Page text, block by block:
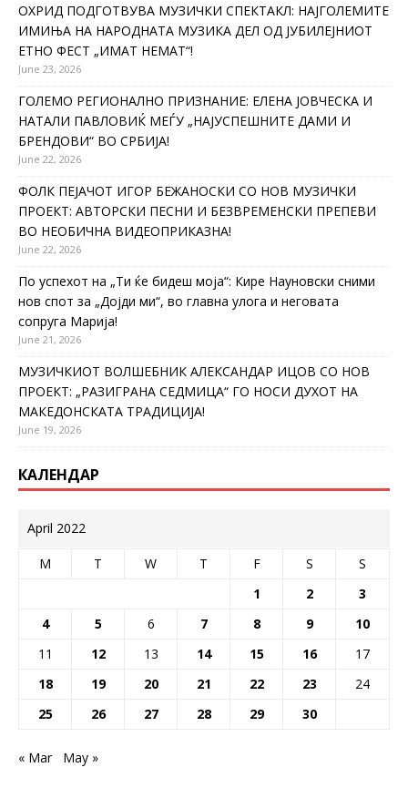
ОХРИД ПОДГОТВУВА МУЗИЧКИ СПЕКТАКЛ: НАЈГОЛЕМИТЕ
ИМИЊА НА НАРОДНАТА МУЗИКА ДЕЛ ОД ЈУБИЛЕЈНИОТ
ЕТНО ФЕСТ „ИМАТ НЕМАТ“!
June 23, 2026
ГОЛЕМО РЕГИОНАЛНО ПРИЗНАНИЕ: ЕЛЕНА ЈОВЧЕСКА И
НАТАЛИ ПАВЛОВИЌ МЕЃУ „НАЈУСПЕШНИТЕ ДАМИ И
БРЕНДОВИ“ ВО СРБИЈА!
June 22, 2026
ФОЛК ПЕЈАЧОТ ИГОР БЕЖАНОСКИ СО НОВ МУЗИЧКИ
ПРОЕКТ: АВТОРСКИ ПЕСНИ И БЕЗВРЕМЕНСКИ ПРЕПЕВИ
ВО НЕОБИЧНА ВИДЕОПРИКАЗНА!
June 22, 2026
По успехот на „Ти ќе бидеш моја“: Кире Науновски сними
нов спот за „Дојди ми“, во главна улога и неговата
сопруга Марија!
June 21, 2026
МУЗИЧКИОТ ВОЛШЕБНИК АЛЕКСАНДАР ИЦОВ СО НОВ
ПРОЕКТ: „РАЗИГРАНА СЕДМИЦА“ ГО НОСИ ДУХОТ НА
МАКЕДОНСКАТА ТРАДИЦИЈА!
June 19, 2026
КАЛЕНДАР
April 2022
M T W T F S
S
1
2
3
4
5 6 7 8 9
10
11
12 13 14 15 16
17
18
19 20 21 22 23
24
25
26 27 28 29 30
« Mar May »